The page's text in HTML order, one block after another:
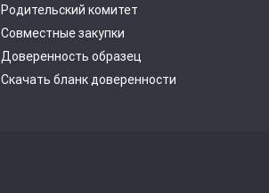
Родительский комитет
Совместные закупки
Доверенность образец
Скачать бланк доверенности